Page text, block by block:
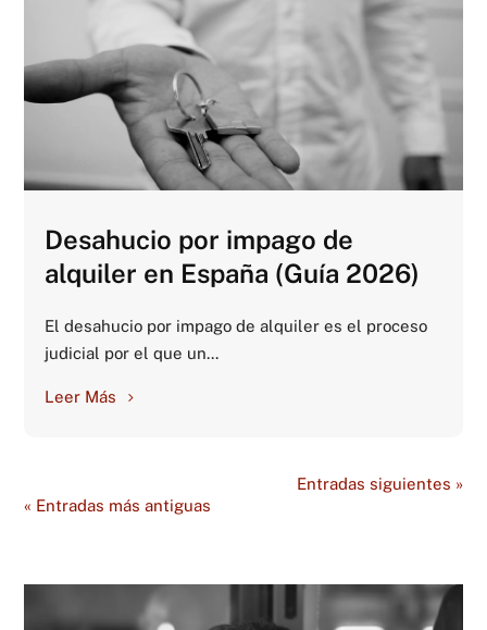
Desahucio por impago de
alquiler en España (Guía 2026)
El desahucio por impago de alquiler es el proceso
judicial por el que un...
Leer Más
« Entradas más antiguas
Entradas siguientes »